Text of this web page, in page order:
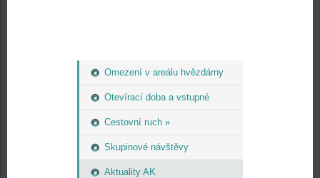
Omezení v areálu hvězdárny
Otevírací doba a vstupné
Cestovní ruch »
Skupinové návštěvy
Aktuality AK